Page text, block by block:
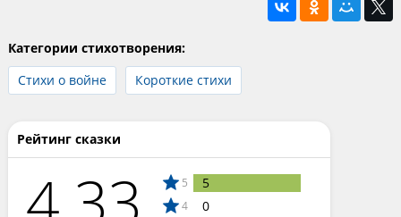
Категории стихотворения:
Стихи о войне
Короткие стихи
Рейтинг сказки
5 5
4 0